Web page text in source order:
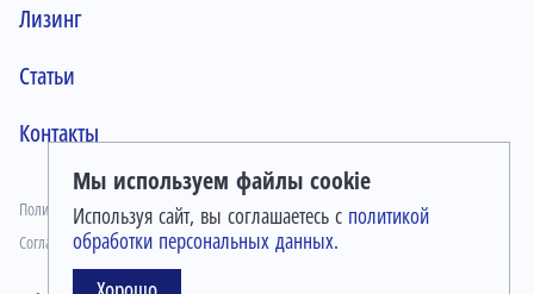
Лизинг
Статьи
Контакты
Политика конфиденциальности
Согласие на обработку персональных данных
Мы используем файлы cookie
Используя сайт, вы соглашаетесь с политикой
обработки персональных данных.